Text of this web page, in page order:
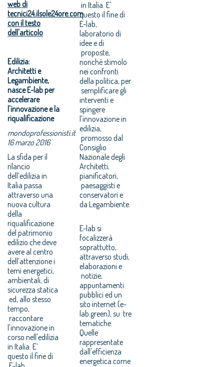
web di
tecnici24.ilsole24ore.com
con il testo
dell'articolo
Edilizia:
Architetti e
Legambiente,
nasce E-lab per
accelerare
l'innovazione e la
riqualificazione
mondoprofessionisti.it
16 marzo 2016
La sfida per il
rilancio
dell’edilizia in
Italia passa
attraverso una
nuova cultura
della
riqualificazione
del patrimonio
edilizio che deve
avere al centro
dell’attenzione i
temi energetici,
ambientali, di
sicurezza statica
ed, allo stesso
tempo,
raccontare
l'innovazione in
corso nell'edilizia
in Italia. E’
questo il fine di
in Italia. E'
questo il fine di
E-lab,
laboratorio di
idee e di
proposte,
nonché stimolo
nei confronti
della politica, per
semplificare gli
interventi e
spingere
l'innovazione in
edilizia,
promosso dal
Consiglio
Nazionale degli
Architetti,
pianificatori,
paesaggisti e
conservatori e
da Legambiente.
E-lab si
focalizzerà
soprattutto,
attraverso studi,
elaborazioni e
notizie,
appuntamenti
pubblici ed un
sito internet (e-
lab.green), su tre
tematiche.
Quelle
rappresentate
dall'efficienza
energetica come